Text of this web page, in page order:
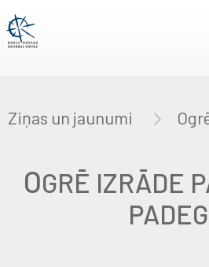
Ziņas un jaunumi
OGRĒ IZRĀDE